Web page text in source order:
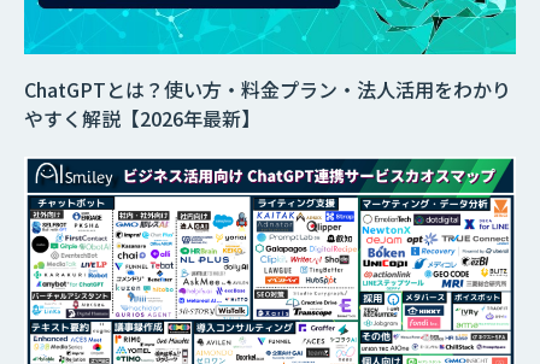
ChatGPTとは？使い方・料金プラン・法人活用をわかり
やすく解説【2026年最新】